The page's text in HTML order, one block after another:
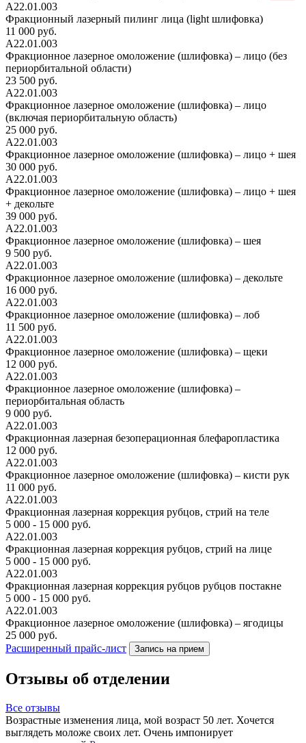
А22.01.003
Фракционный лазерный пилинг лица (light шлифовка)
11 000 руб.
А22.01.003
Фракционное лазерное омоложение (шлифовка) – лицо (без
периорбитальной области)
23 500 руб.
А22.01.003
Фракционное лазерное омоложение (шлифовка) – лицо
(включая периорбитальную область)
25 000 руб.
А22.01.003
Фракционное лазерное омоложение (шлифовка) – лицо + шея
30 000 руб.
А22.01.003
Фракционное лазерное омоложение (шлифовка) – лицо + шея
+ декольте
39 000 руб.
А22.01.003
Фракционное лазерное омоложение (шлифовка) – шея
9 500 руб.
А22.01.003
Фракционное лазерное омоложение (шлифовка) – декольте
16 000 руб.
А22.01.003
Фракционное лазерное омоложение (шлифовка) – лоб
11 500 руб.
А22.01.003
Фракционное лазерное омоложение (шлифовка) – щеки
12 000 руб.
А22.01.003
Фракционное лазерное омоложение (шлифовка) –
периорбитальная область
9 000 руб.
А22.01.003
Фракционная лазерная безоперационная блефаропластика
12 000 руб.
А22.01.003
Фракционное лазерное омоложение (шлифовка) – кисти рук
11 000 руб.
А22.01.003
Фракционная лазерная коррекция рубцов, стрий на теле
5 000 - 15 000 руб.
А22.01.003
Фракционная лазерная коррекция рубцов, стрий на лице
5 000 - 15 000 руб.
А22.01.003
Фракционная лазерная коррекция рубцов рубцов постакне
5 000 - 15 000 руб.
А22.01.003
Фракционное лазерное омоложение (шлифовка) – ягодицы
25 000 руб.
Расширенный прайс-лист
Запись на прием
Отзывы об отделении
Все отзывы
Возрастные изменения лица, мой возраст 50 лет. Хочется
выглядеть моложе своих лет. Очень импонирует